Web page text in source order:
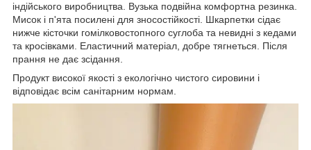
індійського виробництва. Вузька подвійна комфортна резинка.
Мисок і п'ята посилені для зносостійкості. Шкарпетки сідає
нижче кісточки гомілковостопного суглоба та невидні з кедами
та кросівками. Еластичний матеріал, добре тягнеться. Після
прання не дає зсідання.
Продукт високої якості з екологічно чистого сировини і
відповідає всім санітарним нормам.